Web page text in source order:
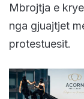
Mbrojtja e
nga gjuajtjet
protestuesit.